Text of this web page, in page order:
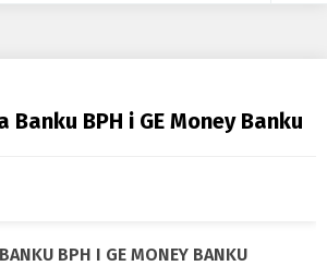
Banku BPH i GE Money Banku
BPH I GE MONEY BANKU